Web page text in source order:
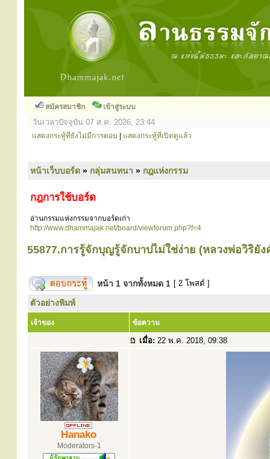
สมัครสมาชิก เข้าสู่ระบบ
วันเวลาปัจจุบัน 07 ส.ค. 2026, 23:44
แสดงกระทู้ที่ยังไม่มีการตอบ แสดงกระทู้ที่เปิดดูแล้ว
หน้าเว็บบอร์ด » กลุ่มสนทนา » กฎแห่งกรรม
กฎการใช้บอร์ด
อ่านกรรมแห่งกรรมจากบอร์ดเก่า
http://www.dhammajak.net/board/viewforum.php?f=4
55877.การรู้จักบุญรู้จักบาปไม่ใช่ง่าย (หลวงพ่อวิริยัง
หน้า 1 จากทั้งหมด 1 [ 2 โพสต์ ]
ตัวอย่างพิมพ์
เจ้าของ ข้อความ
เมื่อ: 22 พ.ค. 2018, 09:38
Hanako
Moderators-1